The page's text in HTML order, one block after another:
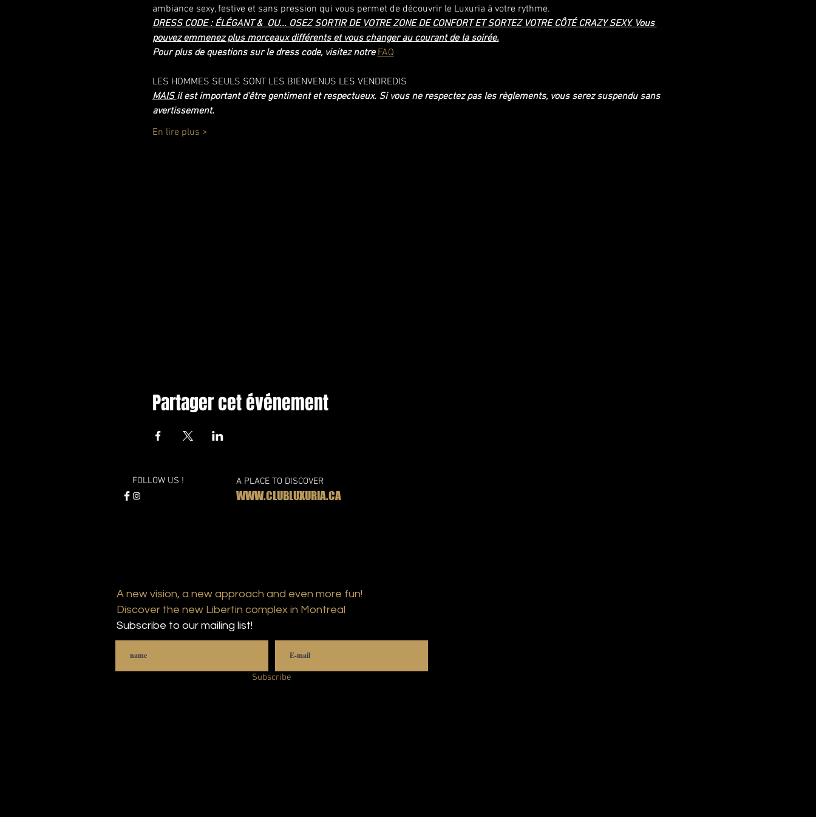
ambiance sexy, festive et sans pression qui vous permet de découvrir le Luxuria à votre rythme.
DRESS CODE : ÉLÉGANT &  OU... OSEZ SORTIR DE VOTRE ZONE DE CONFORT ET SORTEZ VOTRE CÔTÉ CRAZY SEXY. Vous
pouvez emmenez plus morceaux différents et vous changer au courant de la soirée.
Pour plus de questions sur le dress code, visitez notre FAQ
LES HOMMES SEULS SONT LES BIENVENUS LES VENDREDIS
MAIS il est important d'être gentiment et respectueux. Si vous ne respectez pas les règlements, vous serez suspendu sans
avertissement.
En lire plus >
Partager cet événement
FOLLOW US ! A PLACE TO DISCOVER
WWW.CLUBLUXURIA.CA
A new vision, a new approach and even more fun!
Discover the new Libertin complex in Montreal
Subscribe to our mailing list!
Subscribe